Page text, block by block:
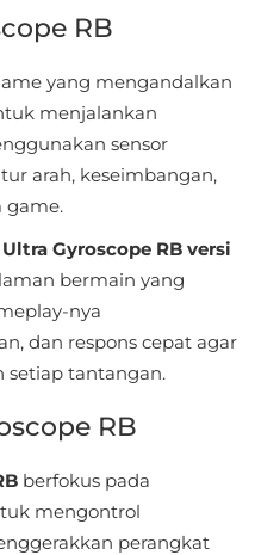
RB
yang mengandalkan
menjalankan
sensor
arah, keseimbangan,
game.
Ultra Gyroscope RB versi
bermain yang
nya
dan respons cepat agar
setiap tantangan.
RB
berfokus pada
mengontrol
perangkat